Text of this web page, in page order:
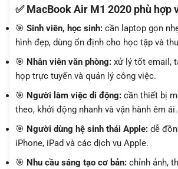
✅ MacBook Air M1 2020 phù hợp
🎯 Sinh viên, học sinh: cần laptop gọn
hình đẹp, dùng ổn định cho học tập và
🎯 Nhân viên văn phòng: xử lý tốt email,
họp trực tuyến và quản lý công việc.
🎯 Người làm việc di động: cần thiết bị
theo, khởi động nhanh và vận hành êm ái.
🎯 Người dùng hệ sinh thái Apple: dễ
iPhone, iPad và các dịch vụ Apple.
🎯 Nhu cầu sáng tạo cơ bản: chỉnh ảnh,